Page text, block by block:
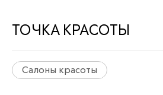
ТОЧКА КРАСОТЫ
Салоны красоты